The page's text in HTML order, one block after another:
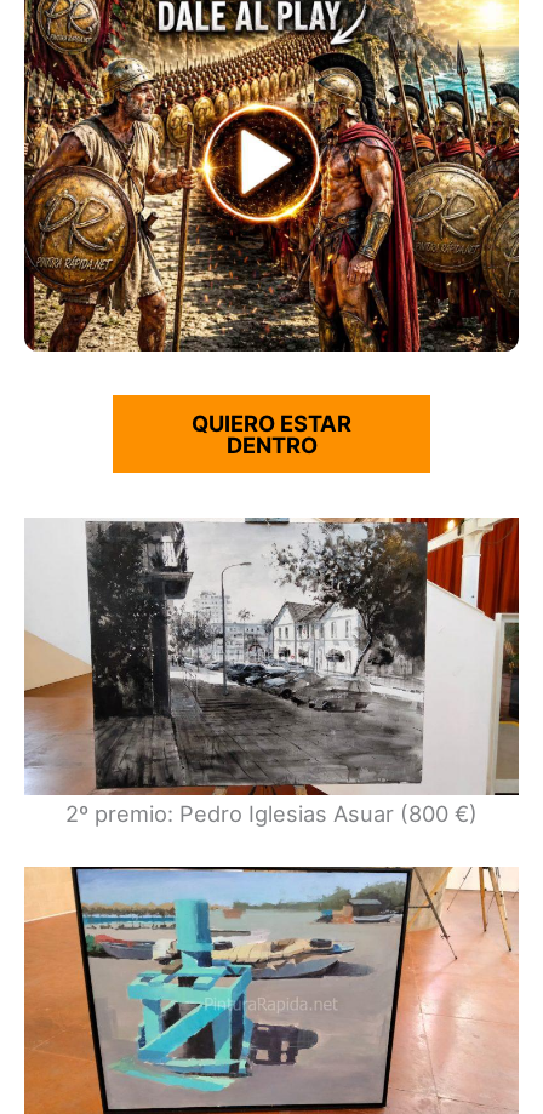
QUIERO ESTAR
DENTRO
2º premio: Pedro Iglesias Asuar (800 €)